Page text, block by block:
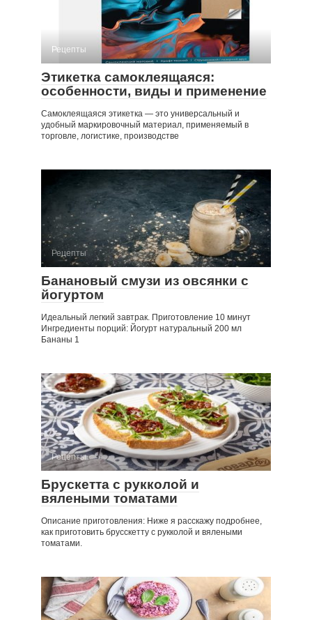
Рецепты
Этикетка самоклеящаяся:
особенности, виды и применение
Самоклеящаяся этикетка — это универсальный и
удобный маркировочный материал, применяемый в
торговле, логистике, производстве
Рецепты
Банановый смузи из овсянки с
йогуртом
Идеальный легкий завтрак. Приготовление 10 минут
Ингредиенты порций: Йогурт натуральный 200 мл
Бананы 1
Рецепты
Брускетта с рукколой и
вялеными томатами
Описание приготовления: Ниже я расскажу подробнее,
как приготовить брусскетту с рукколой и вялеными
томатами.